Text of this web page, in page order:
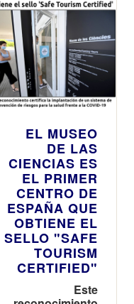
EL MUSEO
DE LAS
CIENCIAS ES
EL PRIMER
CENTRO DE
ESPAÑA QUE
OBTIENE EL
SELLO "SAFE
TOURISM
CERTIFIED"
Este